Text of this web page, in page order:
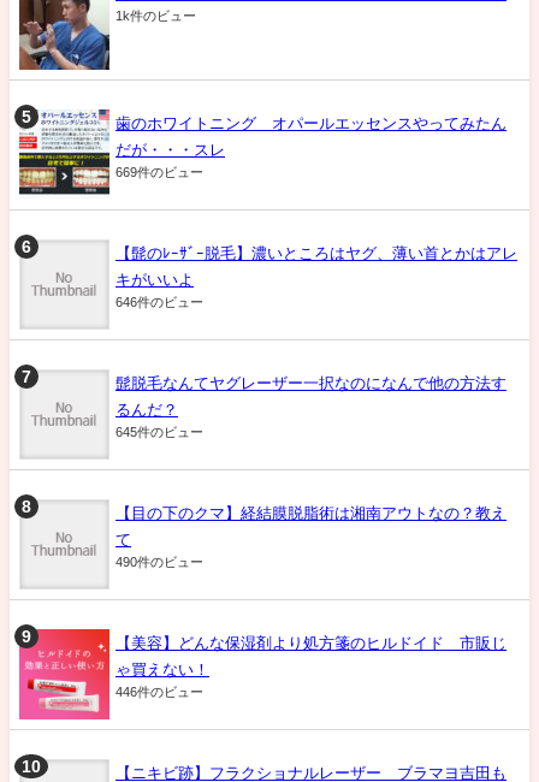
1k件のビュー
歯のホワイトニング オパールエッセンスやってみたん
だが・・・スレ
669件のビュー
【髭のﾚｰｻﾞｰ脱毛】濃いところはヤグ、薄い首とかはアレ
キがいいよ
646件のビュー
髭脱毛なんてヤグレーザー一択なのになんで他の方法す
るんだ？
645件のビュー
【目の下のクマ】経結膜脱脂術は湘南アウトなの？教え
て
490件のビュー
【美容】どんな保湿剤より処方箋のヒルドイド 市販じ
ゃ買えない！
446件のビュー
【ニキビ跡】フラクショナルレーザー ブラマヨ吉田も